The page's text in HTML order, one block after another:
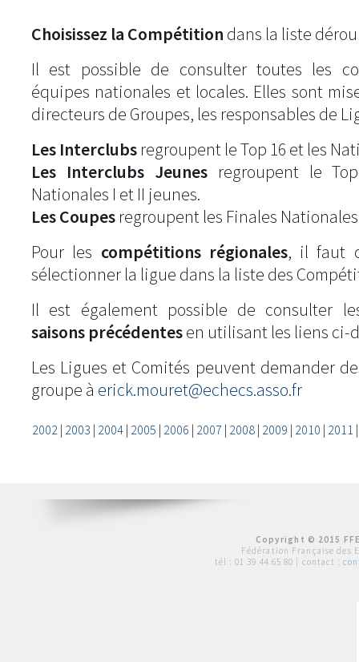
Choisissez la Compétition dans la liste
Il est possible de consulter toutes les
équipes nationales et locales. Elles sont
directeurs de Groupes, les responsables de
Les Interclubs regroupent le Top 16 et les
Les Interclubs Jeunesregroupent le
Nationales I et II jeunes.
Les Coupes regroupent les Finales
Pour les compétitions régionales, il faut
sélectionner la ligue dans la liste des
Il est également possible de consulter
saisons précédentesen utilisant les liens ci-
Les Ligues et Comités peuvent demander
groupe à erick.mouret@echecs.asso.fr
2002| 2003 | 2004| 2005 | 2006 | 2007 | 2008| 2009 | 2010 | 2011
Copyright © 2015
Fédération Française des
tél : 01 39 44 65 80 | contact :